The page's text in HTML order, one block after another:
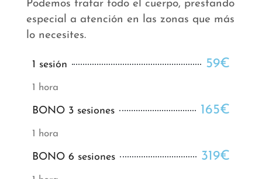
Podemos tratar todo el cuerpo, prestando
especial a atención en las zonas que más
lo necesites.
1 sesión 59€
1 hora
BONO 3 sesiones 165€
1 hora
BONO 6 sesiones 319€